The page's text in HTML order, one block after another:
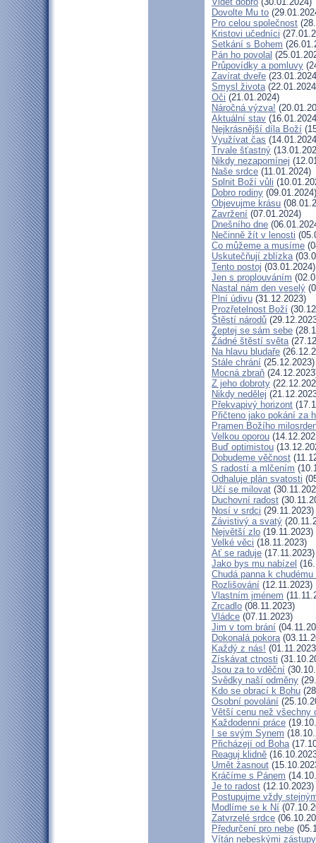
Dovolte Mu to
Pro celou společnost
Kristovi učedníci
Setkání s Bohem
Pán ho povolal
Průpovídky a pomluvy
Zavírat dveře
Smysl života
Oči (21.01.2024)
Náročná výzva!
Aktuální stav
Nejkrásnější díla Boží
Využívat čas
Trvale šťastný
Nikdy nezapomínej
Naše srdce (11.01.2024)
Splnit Boží vůli
Dobro rodiny (09.01.2024)
Objevujme krásu
Zavržení (07.01.2024)
Dnešního dne
Nečinně žít v lenosti
Co můžeme a musíme
Uskutečňují zblízka
Tento postoj (03.01.2024)
Jen s proplouváním
Nastal nám den veselý
Plní údivu (31.12.2023)
Prozřetelnost Boží
Štěstí národů
Zeptej se sám sebe
Žádné štěstí světa
Na hlavu bludaře
Stále chrání (25.12.2023)
Mocná zbraň
Z jeho dobroty
Nikdy nedělej
Překvapivý horizont
Přičteno jako pokání za
Pramen Božího
Velkou oporou
Buď optimistou
Dobudeme věčnost
S radostí a mlčením
Odhaluje plán svatosti
Učí se milovat
Duchovní radost
Nosí v srdci (29.11.2023)
Závistivý a svatý
Největší zlo (19.11.2023)
Velké věci (18.11.2023)
Ať se raduje (17.11.2023)
Jako bys mu nabízel
Chudá panna k
Rozlišování (12.11.2023)
Vlastním jménem
Zrcadlo (08.11.2023)
Vládce (07.11.2023)
Jim v tom brání
Dokonalá pokora
Každý z nás!
Získávat ctnosti
Jsou za to vděční
Svědky naší odměny
Kdo se obrací k Bohu
Osobní povolání
Větší cenu než všechny
Každodenní práce
I se svým Synem
Přicházejí od Boha
Reaguj klidně
Umět žasnout
Kráčíme s Pánem
Je to radost (12.10.2023)
Postupujme vždy
Modlíme se k Ní
Zatvrzelé srdce
Předurčení pro nebe
Vítán nebeskými zástupy